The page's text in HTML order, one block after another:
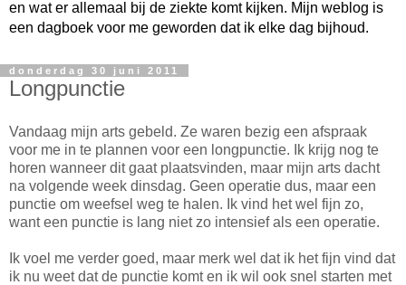
en wat er allemaal bij de ziekte komt kijken. Mijn weblog is
een dagboek voor me geworden dat ik elke dag bijhoud.
donderdag 30 juni 2011
Longpunctie
Vandaag mijn arts gebeld. Ze waren bezig een afspraak
voor me in te plannen voor een longpunctie. Ik krijg nog te
horen wanneer dit gaat plaatsvinden, maar mijn arts dacht
na volgende week dinsdag. Geen operatie dus, maar een
punctie om weefsel weg te halen. Ik vind het wel fijn zo,
want een punctie is lang niet zo intensief als een operatie.
Ik voel me verder goed, maar merk wel dat ik het fijn vind dat
ik nu weet dat de punctie komt en ik wil ook snel starten met